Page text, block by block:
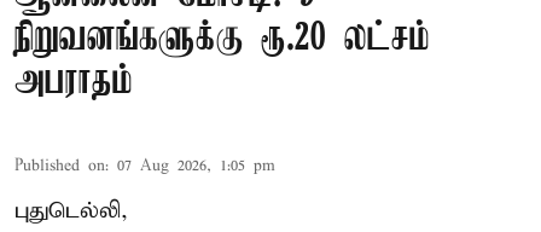
நிறுவனங்களுக்கு ரூ.20 லட்சம்
அபராதம்
Published on: 07 Aug 2026, 1:05 pm
புதுடெல்லி,